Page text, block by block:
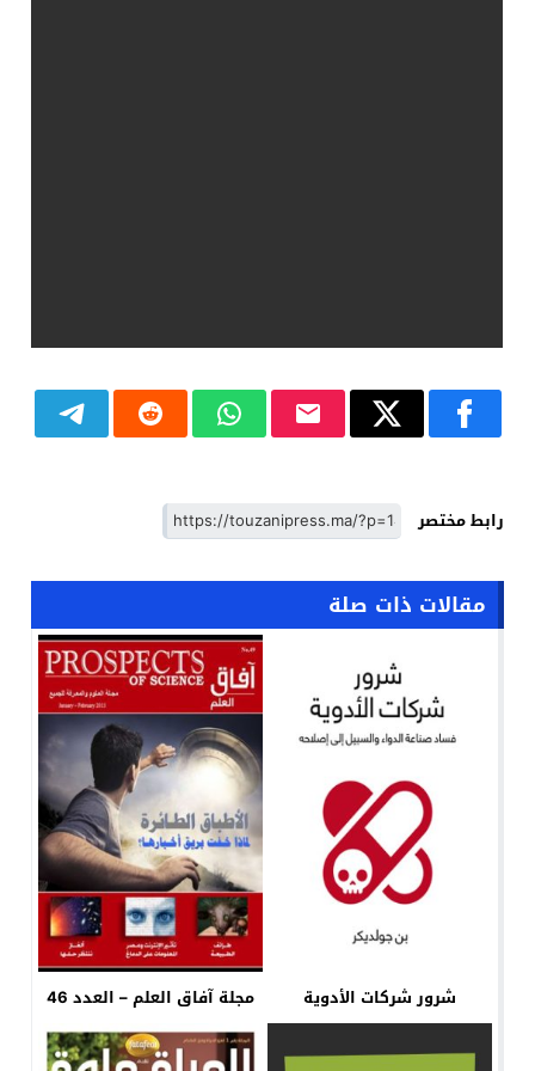
رابط مختصر
مقالات ذات صلة
شرور شركات الأدوية مجلة آفاق العلم – العدد 46